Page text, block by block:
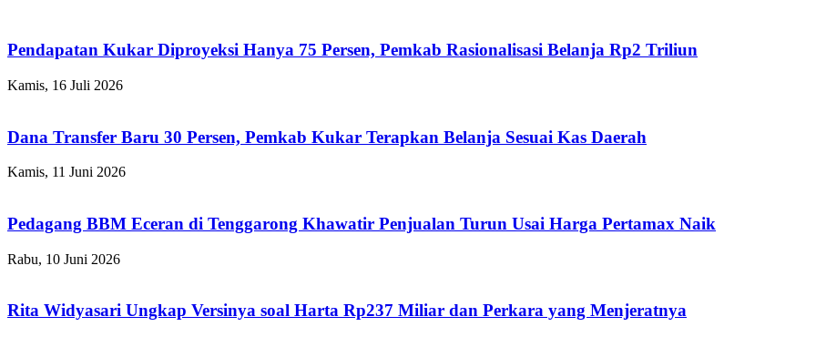
Pendapatan Kukar Diproyeksi Hanya 75 Persen, Pemkab Rasionalisasi Belanja Rp2 Triliun
Kamis, 16 Juli 2026
Dana Transfer Baru 30 Persen, Pemkab Kukar Terapkan Belanja Sesuai Kas Daerah
Kamis, 11 Juni 2026
Pedagang BBM Eceran di Tenggarong Khawatir Penjualan Turun Usai Harga Pertamax Naik
Rabu, 10 Juni 2026
Rita Widyasari Ungkap Versinya soal Harta Rp237 Miliar dan Perkara yang Menjeratnya